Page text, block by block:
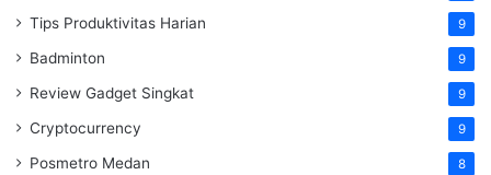
Tips Produktivitas Harian 9
Badminton 9
Review Gadget Singkat 9
Cryptocurrency 9
Posmetro Medan 8